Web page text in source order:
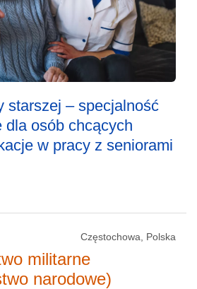
starszej – specjalność
dla osób chcących
w pracy z seniorami
Częstochowa, Polska
militarne
narodowe)